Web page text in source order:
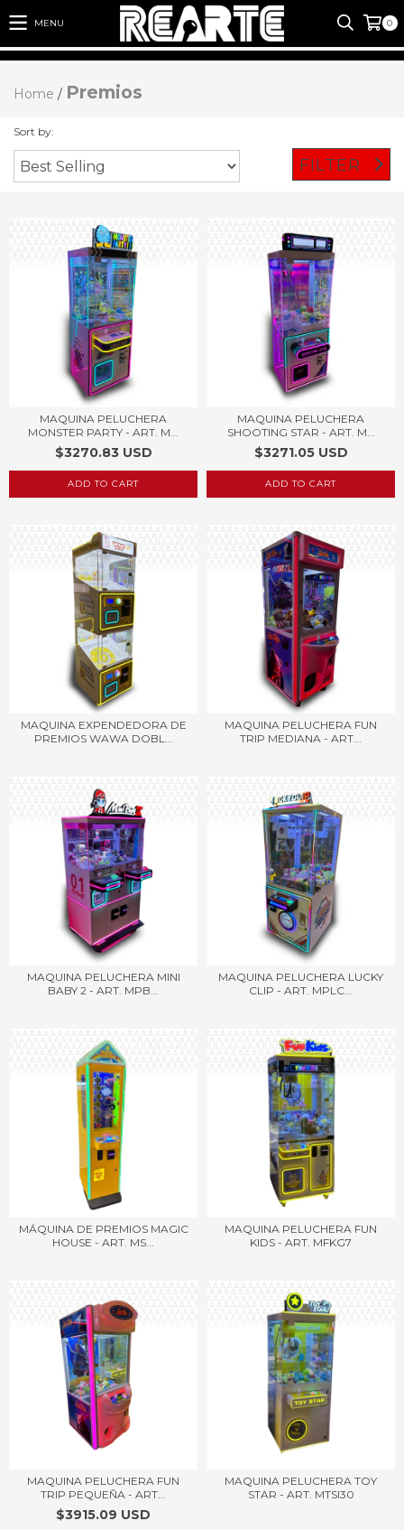
MENU 0
Home / Premios
Sort by:
FILTER
MAQUINA PELUCHERA
MONSTER PARTY - ART. M...
$3270.83 USD
MAQUINA PELUCHERA
SHOOTING STAR - ART. M...
$3271.05 USD
MAQUINA EXPENDEDORA DE
PREMIOS WAWA DOBL...
MAQUINA PELUCHERA FUN
TRIP MEDIANA - ART...
MAQUINA PELUCHERA MINI
BABY 2 - ART. MPB...
MAQUINA PELUCHERA LUCKY
CLIP - ART. MPLC...
MÁQUINA DE PREMIOS MAGIC
HOUSE - ART. MS...
MAQUINA PELUCHERA FUN
KIDS - ART. MFKG7
MAQUINA PELUCHERA FUN
TRIP PEQUEÑA - ART...
$3915.09 USD
MAQUINA PELUCHERA TOY
STAR - ART. MTSI30